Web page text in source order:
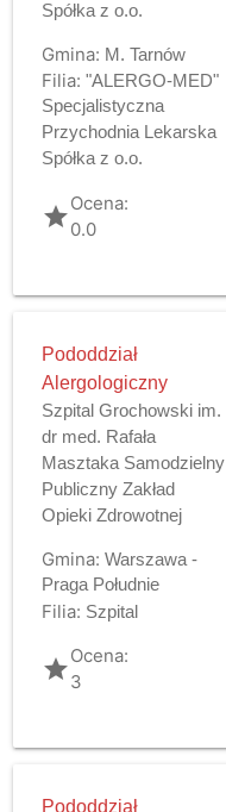
Spółka z o.o.
Gmina: M. Tarnów
Filia: "ALERGO-MED"
Specjalistyczna
Przychodnia Lekarska
Spółka z o.o.
gradeOcena:
0.0
Pododdział
Alergologiczny
Szpital Grochowski im.
dr med. Rafała
Masztaka Samodzielny
Publiczny Zakład
Opieki Zdrowotnej
Gmina: Warszawa -
Praga Południe
Filia: Szpital
gradeOcena:
3
Pododdział